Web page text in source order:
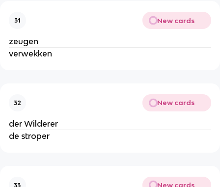
31 New cards
zeugen
verwekken
32 New cards
der Wilderer
de stroper
33 New cards